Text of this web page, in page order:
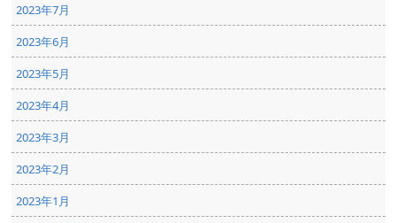
2023年7月
2023年6月
2023年5月
2023年4月
2023年3月
2023年2月
2023年1月